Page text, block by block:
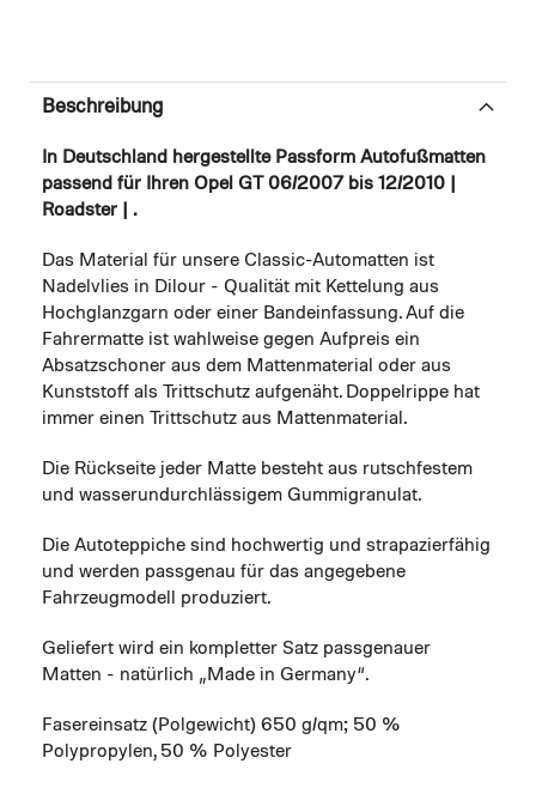
Beschreibung
In Deutschland hergestellte Passform Autofußmatten
passend für Ihren Opel GT 06/2007 bis 12/2010 |
Roadster | .
Das Material für unsere Classic-Automatten ist
Nadelvlies in Dilour - Qualität mit Kettelung aus
Hochglanzgarn oder einer Bandeinfassung. Auf die
Fahrermatte ist wahlweise gegen Aufpreis ein
Absatzschoner aus dem Mattenmaterial oder aus
Kunststoff als Trittschutz aufgenäht. Doppelrippe hat
immer einen Trittschutz aus Mattenmaterial.
Die Rückseite jeder Matte besteht aus rutschfestem
und wasserundurchlässigem Gummigranulat.
Die Autoteppiche sind hochwertig und strapazierfähig
und werden passgenau für das angegebene
Fahrzeugmodell produziert.
Geliefert wird ein kompletter Satz passgenauer
Matten - natürlich „Made in Germany“.
Fasereinsatz (Polgewicht) 650 g/qm; 50 %
Polypropylen, 50 % Polyester